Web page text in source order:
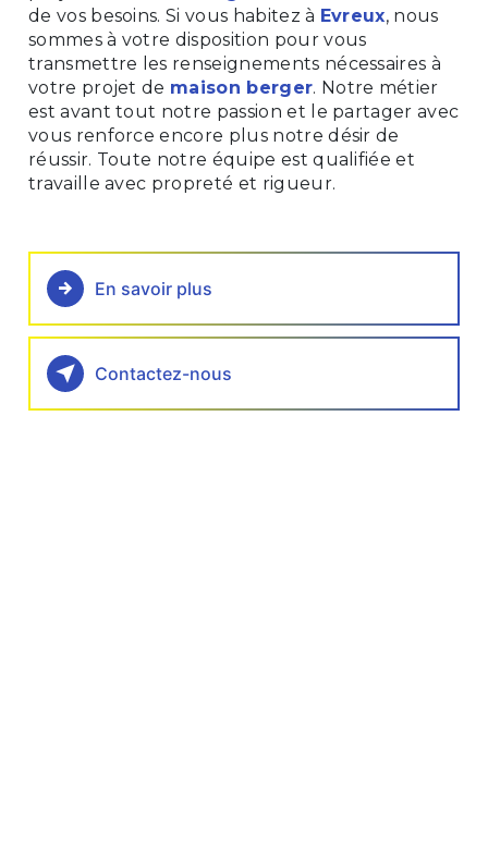
de vos besoins. Si vous habitez à Evreux, nous
sommes à votre disposition pour vous
transmettre les renseignements nécessaires à
votre projet de maison berger. Notre métier
est avant tout notre passion et le partager avec
vous renforce encore plus notre désir de
réussir. Toute notre équipe est qualifiée et
travaille avec propreté et rigueur.
En savoir plus
Contactez-nous